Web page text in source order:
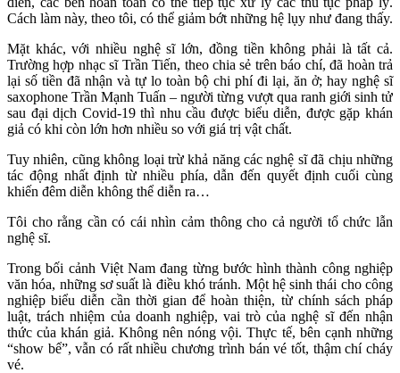
Cách làm này, theo tôi, có thể giảm bớt những hệ lụy như đang thấy.
Mặt khác, với nhiều nghệ sĩ lớn, đồng tiền không phải là tất cả.
Trường hợp nhạc sĩ Trần Tiến, theo chia sẻ trên báo chí, đã hoàn trả
lại số tiền đã nhận và tự lo toàn bộ chi phí đi lại, ăn ở; hay nghệ sĩ
saxophone Trần Mạnh Tuấn – người từng vượt qua ranh giới sinh tử
sau đại dịch Covid-19 thì nhu cầu được biểu diễn, được gặp khán
giả có khi còn lớn hơn nhiều so với giá trị vật chất.
Tuy nhiên, cũng không loại trừ khả năng các nghệ sĩ đã chịu những
tác động nhất định từ nhiều phía, dẫn đến quyết định cuối cùng
khiến đêm diễn không thể diễn ra…
Tôi cho rằng cần có cái nhìn cảm thông cho cả người tổ chức lẫn
nghệ sĩ.
Trong bối cảnh Việt Nam đang từng bước hình thành công nghiệp
văn hóa, những sơ suất là điều khó tránh. Một hệ sinh thái cho công
nghiệp biểu diễn cần thời gian để hoàn thiện, từ chính sách pháp
luật, trách nhiệm của doanh nghiệp, vai trò của nghệ sĩ đến nhận
thức của khán giả. Không nên nóng vội. Thực tế, bên cạnh những
“show bể”, vẫn có rất nhiều chương trình bán vé tốt, thậm chí cháy
vé.